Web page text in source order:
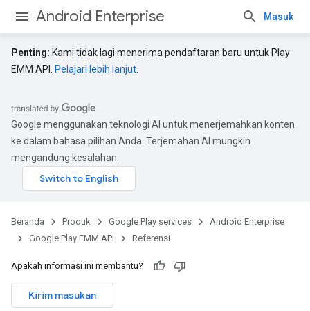
Android Enterprise Masuk
Penting: Kami tidak lagi menerima pendaftaran baru untuk Play
EMM API.
Pelajari lebih lanjut
Google menggunakan teknologi AI untuk menerjemahkan konten
ke dalam bahasa pilihan Anda. Terjemahan AI mungkin
mengandung kesalahan.
Beranda Produk Google Play services
Android Enterprise
Google Play EMM API
Referensi
Apakah informasi ini membantu?
Kirim masukan